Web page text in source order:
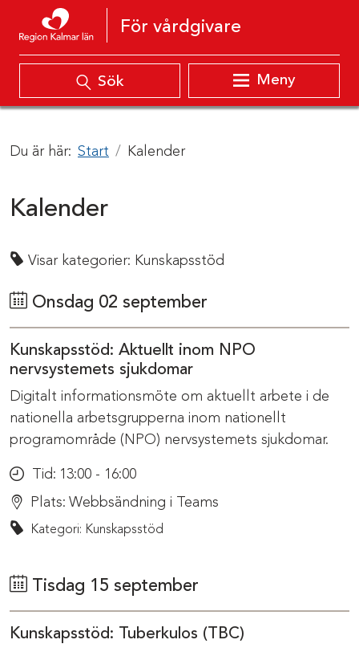
Hoppa till innehåll
För vårdgivare
Sök Meny
Du är här: Start Kalender
Kalender
Visar kategorier: Kunskapsstöd
Onsdag 02 september
Kunskapsstöd: Aktuellt inom NPO
nervsystemets sjukdomar
Digitalt informationsmöte om aktuellt arbete i de
nationella arbetsgrupperna inom nationellt
programområde (NPO) nervsystemets sjukdomar.
Tid: 13:00 - 16:00
Plats: Webbsändning i Teams
Kategori: Kunskapsstöd
Tisdag 15 september
Kunskapsstöd: Tuberkulos (TBC)